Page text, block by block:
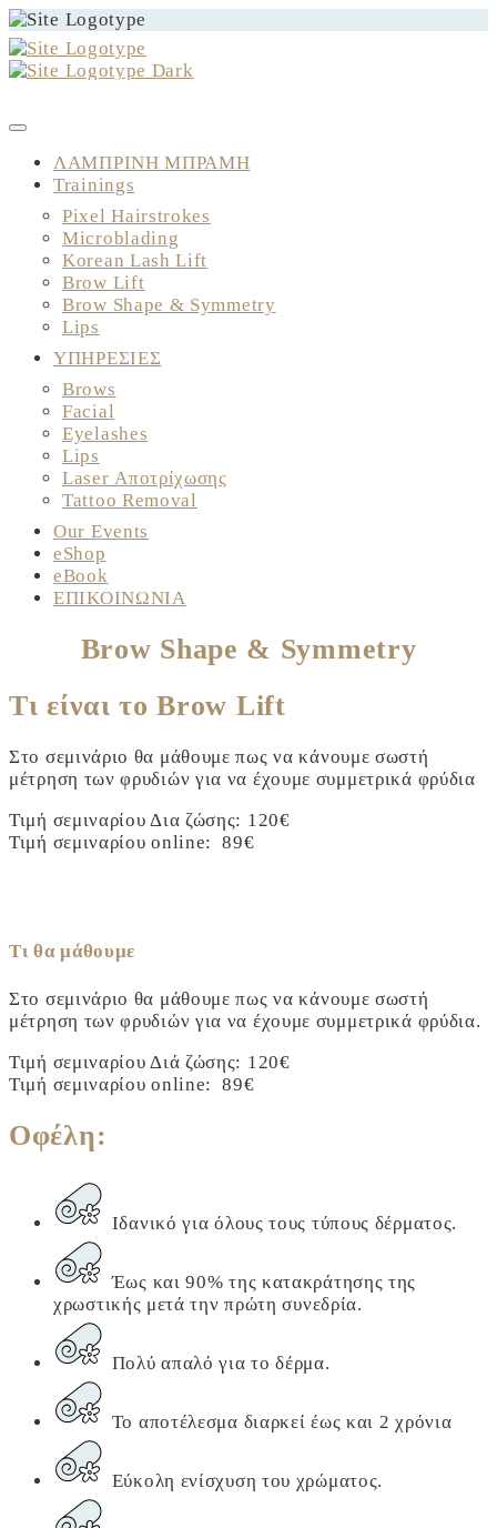
ΛΑΜΠΡΙΝΗ ΜΠΡΑΜΗ
Trainings
Pixel Hairstrokes
Microblading
Korean Lash Lift
Brow Lift
Brow Shape & Symmetry
Lips
ΥΠΗΡΕΣΙΕΣ
Brows
Facial
Eyelashes
Lips
Laser Αποτρίχωσης
Tattoo Removal
Our Events
eShop
eBook
ΕΠΙΚΟΙΝΩΝΙΑ
Brow Shape & Symmetry
Τι είναι το Brow Lift
Στο σεμινάριο θα μάθουμε πως να κάνουμε σωστή
μέτρηση των φρυδιών για να έχουμε συμμετρικά φρύδια
Τιμή σεμιναρίου Δια ζώσης: 120€
Τιμή σεμιναρίου online: 89€
Τι θα μάθουμε
Στο σεμινάριο θα μάθουμε πως να κάνουμε σωστή
μέτρηση των φρυδιών για να έχουμε συμμετρικά φρύδια.
Τιμή σεμιναρίου Διά ζώσης: 120€
Τιμή σεμιναρίου online: 89€
Οφέλη:
Ιδανικό για όλους τους τύπους δέρματος.
Έως και 90% της κατακράτησης της
χρωστικής μετά την πρώτη συνεδρία.
Πολύ απαλό για το δέρμα.
Το αποτέλεσμα διαρκεί έως και 2 χρόνια
Εύκολη ενίσχυση του χρώματος.